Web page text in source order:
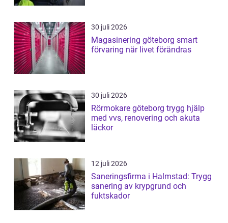
30 juli 2026
Magasinering göteborg smart
förvaring när livet förändras
30 juli 2026
Rörmokare göteborg trygg hjälp
med vvs, renovering och akuta
läckor
12 juli 2026
Saneringsfirma i Halmstad: Trygg
sanering av krypgrund och
fuktskador